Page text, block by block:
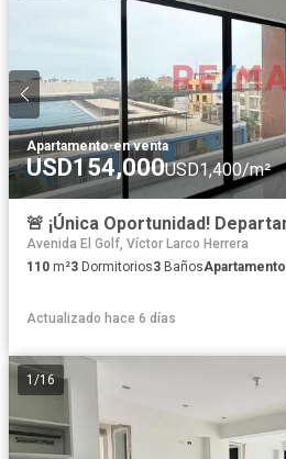
Apartamento·en venta
USD154,000USD1,400/m²
Avenida El Golf, Víctor Larco Herrera
110 m²3 Dormitorios3 BañosApartamento
Actualizado hace 6 días
1 /16